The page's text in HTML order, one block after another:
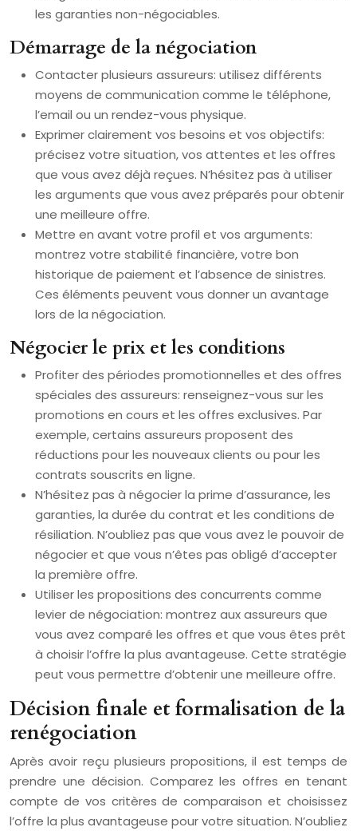
les garanties non-négociables.
Démarrage de la négociation
Contacter plusieurs assureurs: utilisez différents
moyens de communication comme le téléphone,
l’email ou un rendez-vous physique.
Exprimer clairement vos besoins et vos objectifs:
précisez votre situation, vos attentes et les offres
que vous avez déjà reçues. N’hésitez pas à utiliser
les arguments que vous avez préparés pour obtenir
une meilleure offre.
Mettre en avant votre profil et vos arguments:
montrez votre stabilité financière, votre bon
historique de paiement et l’absence de sinistres.
Ces éléments peuvent vous donner un avantage
lors de la négociation.
Négocier le prix et les conditions
Profiter des périodes promotionnelles et des offres
spéciales des assureurs: renseignez-vous sur les
promotions en cours et les offres exclusives. Par
exemple, certains assureurs proposent des
réductions pour les nouveaux clients ou pour les
contrats souscrits en ligne.
N’hésitez pas à négocier la prime d’assurance, les
garanties, la durée du contrat et les conditions de
résiliation. N’oubliez pas que vous avez le pouvoir de
négocier et que vous n’êtes pas obligé d’accepter
la première offre.
Utiliser les propositions des concurrents comme
levier de négociation: montrez aux assureurs que
vous avez comparé les offres et que vous êtes prêt
à choisir l’offre la plus avantageuse. Cette stratégie
peut vous permettre d’obtenir une meilleure offre.
Décision finale et formalisation de la
renégociation
Après avoir reçu plusieurs propositions, il est temps de
prendre une décision. Comparez les offres en tenant
compte de vos critères de comparaison et choisissez
l’offre la plus avantageuse pour votre situation. N’oubliez